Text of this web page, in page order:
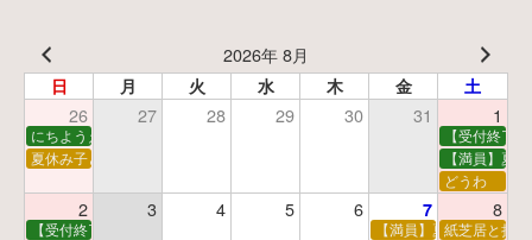
2026年 8月
日 月 火 水 木 金 土
26 27 28 29 30 31 1
にちようえほん
【受付終了
夏休み子ども映画会
【満員】夏
どうわ
2 3 4 5 6 7 8
【受付終了】親子で挑戦！調べ学習ワークショップ 【満員】夏休み科学あ
紙芝居と折